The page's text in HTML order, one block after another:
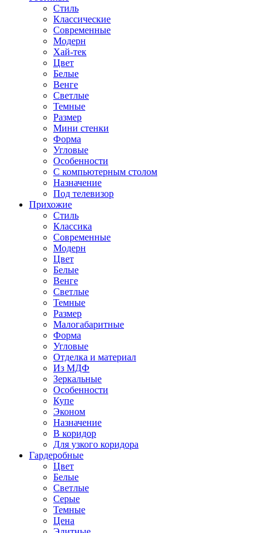
Стиль
Классические
Современные
Модерн
Хай-тек
Цвет
Белые
Венге
Светлые
Темные
Размер
Мини стенки
Форма
Угловые
Особенности
С компьютерным столом
Назначение
Под телевизор
Прихожие
Стиль
Классика
Современные
Модерн
Цвет
Белые
Венге
Светлые
Темные
Размер
Малогабаритные
Форма
Угловые
Отделка и материал
Из МДФ
Зеркальные
Особенности
Купе
Эконом
Назначение
В коридор
Для узкого коридора
Гардеробные
Цвет
Белые
Светлые
Серые
Темные
Цена